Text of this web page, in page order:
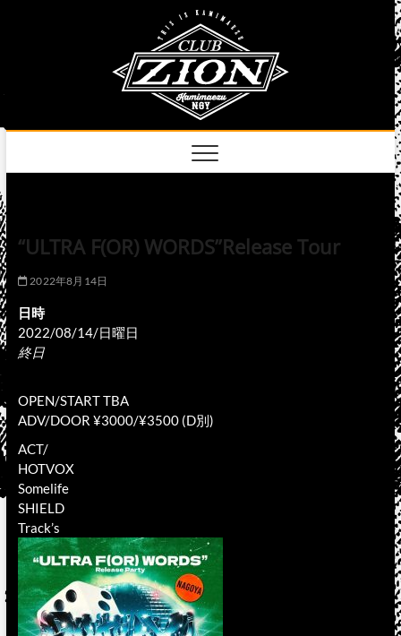
“ULTRA F(OR) WORDS”Release Tour
2022年8月14日
日時
2022/08/14/日曜日
終日
OPEN/START TBA
ADV/DOOR ¥3000/¥3500 (D別)
ACT/
HOTVOX
Somelife
SHIELD
Track’s